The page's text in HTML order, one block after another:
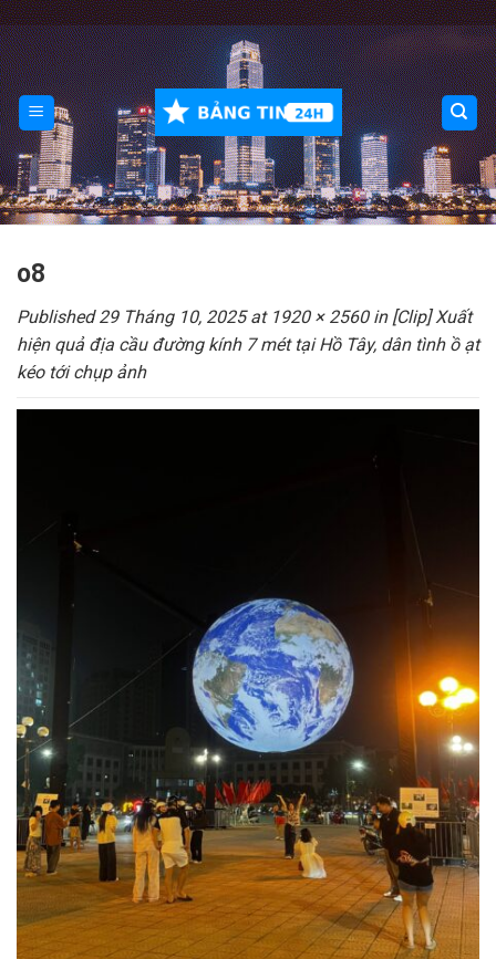
Skip
to
content
o8
Published29 Tháng 10, 2025at 1920 × 2560in [Clip] Xuất
hiện quả địa cầu đường kính 7 mét tại Hồ Tây, dân tình ồ ạt
kéo tới chụp ảnh